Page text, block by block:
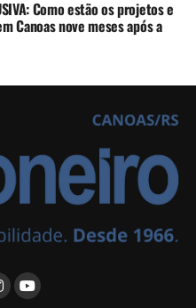
Como estão os projetos e
Canoas nove meses após a